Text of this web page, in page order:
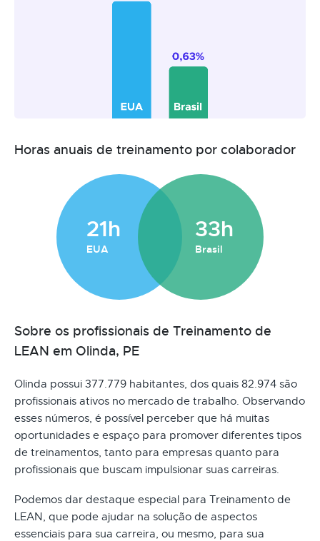
Horas anuais de treinamento por colaborador
21h
EUA
33h
Brasil
Sobre os profissionais de Treinamento de
LEAN em Olinda, PE
Olinda possui 377.779 habitantes, dos quais 82.974 são
profissionais ativos no mercado de trabalho. Observando
esses números, é possível perceber que há muitas
oportunidades e espaço para promover diferentes tipos
de treinamentos, tanto para empresas quanto para
profissionais que buscam impulsionar suas carreiras.
Podemos dar destaque especial para Treinamento de
LEAN, que pode ajudar na solução de aspectos
essenciais para sua carreira, ou mesmo, para sua